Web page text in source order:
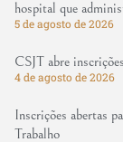
hospital que
5 de agosto de 2026
CSJT abre
4 de agosto de 2026
Inscrições abertas
Trabalho